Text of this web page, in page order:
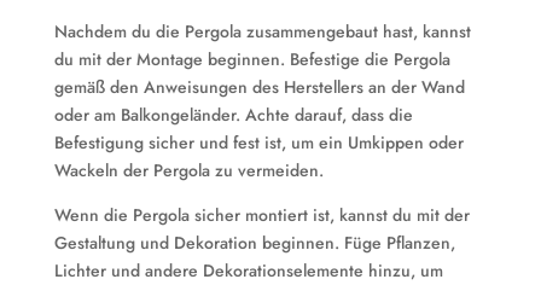
Nachdem du die Pergola zusammengebaut hast, kannst
du mit der Montage beginnen. Befestige die Pergola
gemäß den Anweisungen des Herstellers an der Wand
oder am Balkongeländer. Achte darauf, dass die
Befestigung sicher und fest ist, um ein Umkippen oder
Wackeln der Pergola zu vermeiden.
Wenn die Pergola sicher montiert ist, kannst du mit der
Gestaltung und Dekoration beginnen. Füge Pflanzen,
Lichter und andere Dekorationselemente hinzu, um